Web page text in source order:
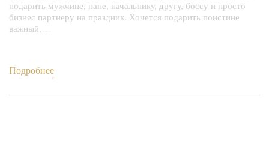
подарить мужчине, папе, начальнику, другу, боссу и просто
бизнес партнеру на праздник. Хочется подарить поистине
важный,…
Подробнее